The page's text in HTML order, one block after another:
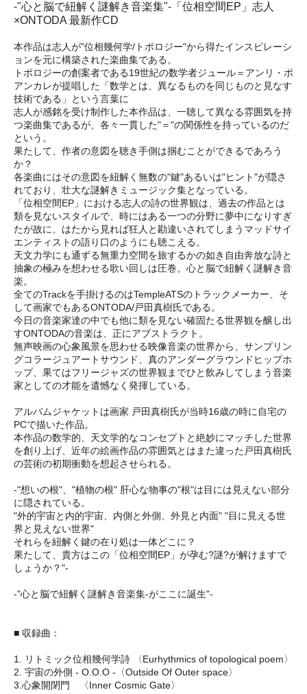
-"心と脳で紐解く謎解き音楽集"-「位相空間EP」志人
×ONTODA 最新作CD
本作品は志人が"位相幾何学/トポロジー"から得たインスピレーシ
ョンを元に構築された楽曲集である。
トポロジーの創案者である19世紀の数学者ジュール＝アンリ・ポ
アンカレが提唱した「数学とは、異なるものを同じものと見なす
技術である」という言葉に
志人が感銘を受け制作した本作品は、一聴して異なる雰囲気を持
つ楽曲集であるが、各々一貫した"＝"の関係性を持っているのだ
という。
果たして、作者の意図を聴き手側は掴むことができるであろう
か？
各楽曲にはその意図を紐解く無数の"鍵"あるいは"ヒント"が隠さ
れており、壮大な謎解きミュージック集となっている。
「位相空間EP」における志人の詩の世界観は、過去の作品とは
類を見ないスタイルで、時にはある一つの分野に夢中になりすぎ
たが故に、はたから見れば狂人と勘違いされてしまうマッドサイ
エンティストの語り口のようにも聴こえる。
天文力学にも通ずる無重力空間を旅するかの如き自由奔放な詩と
抽象の極みを想わせる歌い回しは圧巻。心と脳で紐解く謎解き音
楽。
全てのTrackを手掛けるのはTempleATSのトラックメーカー、そ
して画家でもあるONTODA/戸田真樹氏である。
今日の音楽家達の中でも他に類を見ない確固たる世界観を醸し出
すONTODAの音楽は、正にアブストラクト。
無声映画の心象風景を思わせる映像音楽の世界から、サンプリン
グコラージュアートサウンド、真のアンダーグラウンドヒップホ
ップ、果てはフリージャズの世界観までひと飲みしてしまう音楽
家としての才能を遺憾なく発揮している。
アルバムジャケットは画家 戸田真樹氏が当時16歳の時に自宅の
PCで描いた作品。
本作品の数学的、天文学的なコンセプトと絶妙にマッチした世界
を創り上げ、近年の絵画作品の雰囲気とはまた違った戸田真樹氏
の芸術の初期衝動を想起させられる。
-"想いの根"、"植物の根" 肝心な物事の"根"は目には見えない部分
に隠されている。
"外的宇宙と内的宇宙、内側と外側、外見と内面" "目に見える世
界と見えない世界"
それらを紐解く鍵の在り処は一体どこに？
果たして、貴方はこの「位相空間EP」が孕む?謎?が解けますで
しょうか？"-
-"心と脳で紐解く謎解き音楽集-がここに誕生"-
■ 収録曲：
1. リトミック位相幾何学詩 〈Eurhythmics of topological poem〉
2. 宇宙の外側 - O.O.O -〈Outside Of Outer space〉
3.心象開閉門 〈Inner Cosmic Gate〉